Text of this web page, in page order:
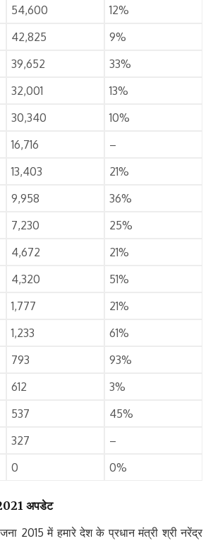
54,600
12%
42,825
9%
39,652
33%
32,001
13%
30,340
10%
16,716
–
13,403
21%
9,958
36%
7,230
25%
4,672
21%
4,320
51%
1,777
21%
1,233
61%
793
93%
612
3%
537
45%
327
–
0 0%
अपडेट
2015 में हमारे देश के प्रधान मंत्री श्री नरेंद्र